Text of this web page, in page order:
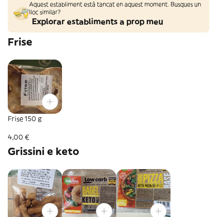
Aquest establiment està tancat en aquest moment. Busques un
lloc similar?
Explorar establiments a prop meu
Frise
Frise 150 g
4,00 €
Grissini e keto